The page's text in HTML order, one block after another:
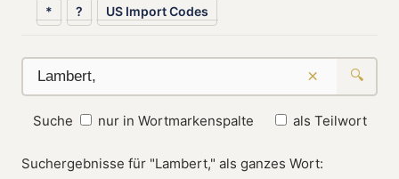
* ? US Import Codes
× 🔍
Suche nur in Wortmarkenspalte als Teilwort
Suchergebnisse für "Lambert," als ganzes Wort: